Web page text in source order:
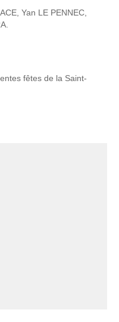
Yan LE PENNEC,
fêtes de la Saint-